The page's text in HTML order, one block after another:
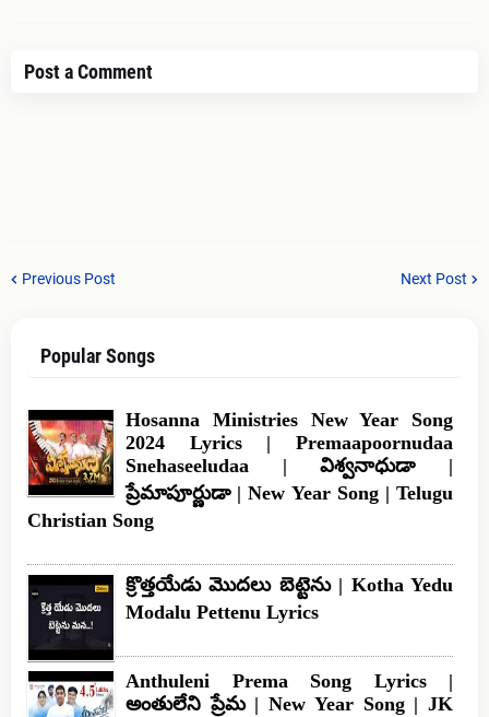
Post a Comment
Previous Post Next Post
Popular Songs
Hosanna Ministries New Year Song
2024 Lyrics | Premaapoornudaa
Snehaseeludaa | విశ్వనాధుడా |
ప్రేమాపూర్ణుడా | New Year Song | Telugu
Christian Song
క్రొత్తయేడు మొదలు బెట్టెను | Kotha Yedu
Modalu Pettenu Lyrics
Anthuleni Prema Song Lyrics |
అంతులేని ప్రేమ | New Year Song | JK